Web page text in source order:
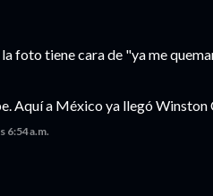
foto tiene cara de "ya me
Aquí a México ya llegó Winston
6:54 a.m.